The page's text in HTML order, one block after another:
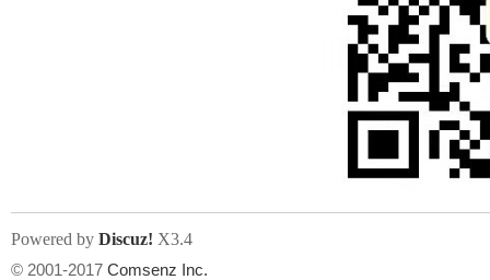
Powered by Discuz! X3.4
© 2001-2017 Comsenz Inc.